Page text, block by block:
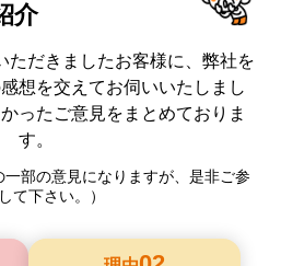
介
ただきましたお客様に、弊社を
想を交えてお伺いいたしまし
ったご意見をまとめておりま
す。
部の意見になりますが、是非ご参
て下さい。）